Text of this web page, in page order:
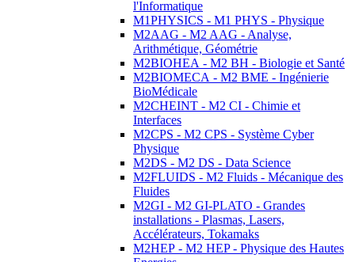
l'Informatique
M1PHYSICS - M1 PHYS - Physique
M2AAG - M2 AAG - Analyse,
Arithmétique, Géométrie
M2BIOHEA - M2 BH - Biologie et Santé
M2BIOMECA - M2 BME - Ingénierie
BioMédicale
M2CHEINT - M2 CI - Chimie et
Interfaces
M2CPS - M2 CPS - Système Cyber
Physique
M2DS - M2 DS - Data Science
M2FLUIDS - M2 Fluids - Mécanique des
Fluides
M2GI - M2 GI-PLATO - Grandes
installations - Plasmas, Lasers,
Accélérateurs, Tokamaks
M2HEP - M2 HEP - Physique des Hautes